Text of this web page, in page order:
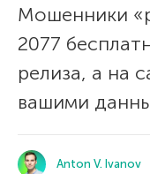
Мошенники
2077
релиза, а на
вашими
Anton V. Ivanov